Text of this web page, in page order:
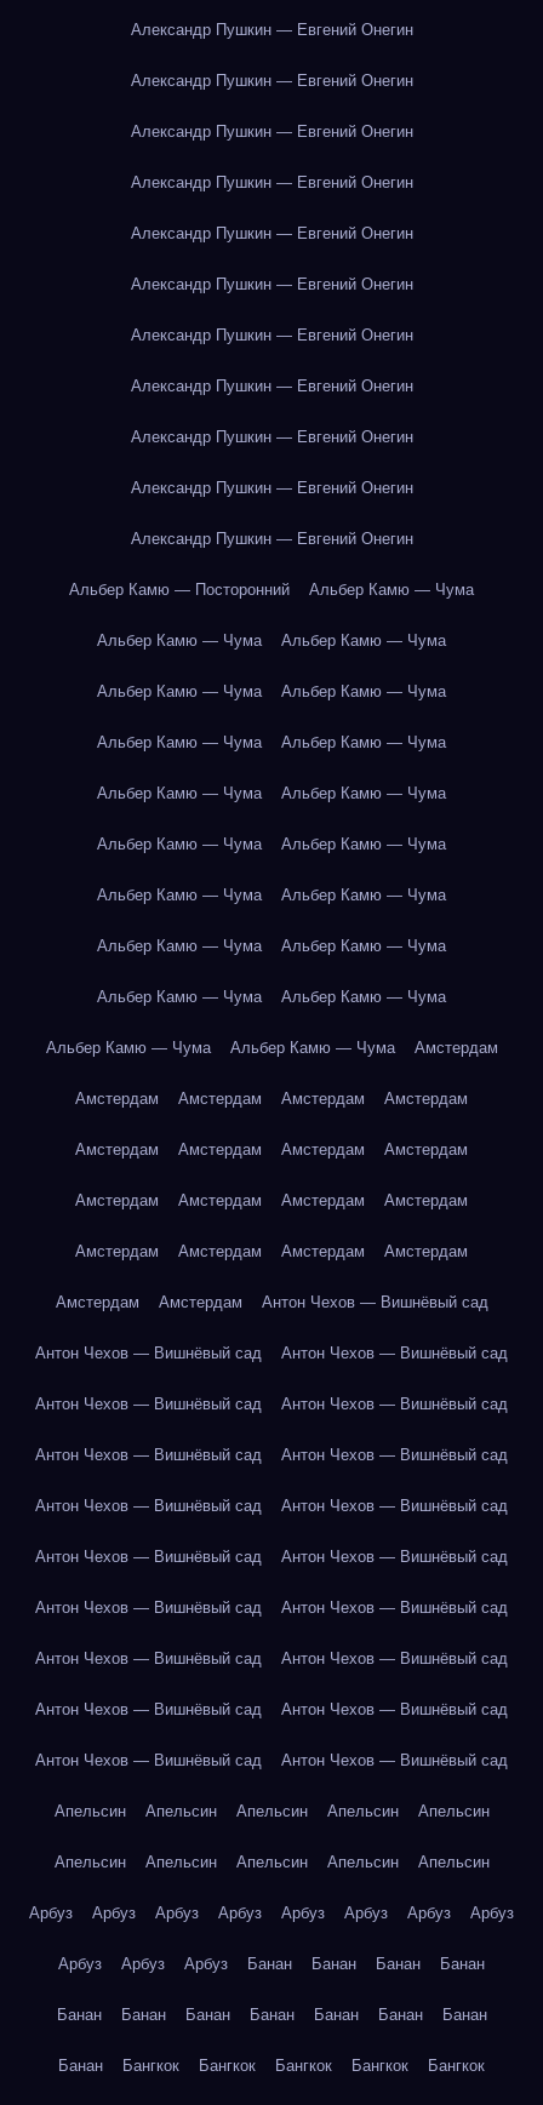
Александр Пушкин — Евгений Онегин
Александр Пушкин — Евгений Онегин
Александр Пушкин — Евгений Онегин
Александр Пушкин — Евгений Онегин
Александр Пушкин — Евгений Онегин
Александр Пушкин — Евгений Онегин
Александр Пушкин — Евгений Онегин
Александр Пушкин — Евгений Онегин
Александр Пушкин — Евгений Онегин
Александр Пушкин — Евгений Онегин
Александр Пушкин — Евгений Онегин
Альбер Камю — Посторонний Альбер Камю — Чума
Альбер Камю — Чума Альбер Камю — Чума
Альбер Камю — Чума Альбер Камю — Чума
Альбер Камю — Чума Альбер Камю — Чума
Альбер Камю — Чума Альбер Камю — Чума
Альбер Камю — Чума Альбер Камю — Чума
Альбер Камю — Чума Альбер Камю — Чума
Альбер Камю — Чума Альбер Камю — Чума
Альбер Камю — Чума Альбер Камю — Чума
Альбер Камю — Чума Альбер Камю — Чума Амстердам
Амстердам Амстердам Амстердам Амстердам
Амстердам Амстердам Амстердам Амстердам
Амстердам Амстердам Амстердам Амстердам
Амстердам Амстердам Амстердам Амстердам
Амстердам Амстердам Антон Чехов — Вишнёвый сад
Антон Чехов — Вишнёвый сад Антон Чехов — Вишнёвый сад
Антон Чехов — Вишнёвый сад Антон Чехов — Вишнёвый сад
Антон Чехов — Вишнёвый сад Антон Чехов — Вишнёвый сад
Антон Чехов — Вишнёвый сад Антон Чехов — Вишнёвый сад
Антон Чехов — Вишнёвый сад Антон Чехов — Вишнёвый сад
Антон Чехов — Вишнёвый сад Антон Чехов — Вишнёвый сад
Антон Чехов — Вишнёвый сад Антон Чехов — Вишнёвый сад
Антон Чехов — Вишнёвый сад Антон Чехов — Вишнёвый сад
Антон Чехов — Вишнёвый сад Антон Чехов — Вишнёвый сад
Апельсин Апельсин Апельсин Апельсин Апельсин
Апельсин Апельсин Апельсин Апельсин Апельсин
Арбуз Арбуз Арбуз Арбуз Арбуз Арбуз Арбуз Арбуз
Арбуз Арбуз Арбуз Банан Банан Банан Банан
Банан Банан Банан Банан Банан Банан Банан
Банан Бангкок Бангкок Бангкок Бангкок Бангкок